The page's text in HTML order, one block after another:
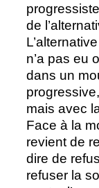
de
n’a pas eu
dans un
mais avec
Face à la
revient de
dire de
refuser la